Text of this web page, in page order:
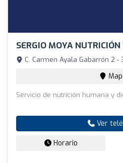
SERGIO MOYA
C. Carmen Ayala Gabarrón 2 -
Servicio de nutrición humana y
Ver
Horario